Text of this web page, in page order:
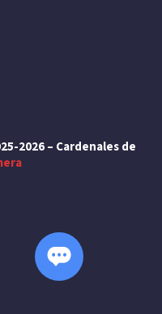
2026 – Cardenales de